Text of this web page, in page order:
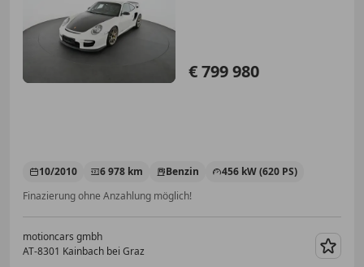
€ 799 980
10/2010 6 978 km Benzin
456 kW (620 PS)
Finazierung ohne Anzahlung möglich!
motioncars gmbh
AT-8301 Kainbach bei Graz